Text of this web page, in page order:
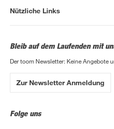
Nützliche Links
Bleib auf dem Laufenden mit
Der toom Newsletter: Keine Angebote
Zur Newsletter Anmeldung
Folge uns